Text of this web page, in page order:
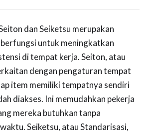
dan Seiketsu merupakan
untuk meningkatkan
di tempat kerja. Seiton, atau
dengan pengaturan tempat
item memiliki tempatnya sendiri
diakses. Ini memudahkan pekerja
mereka butuhkan tanpa
Seiketsu, atau Standarisasi,